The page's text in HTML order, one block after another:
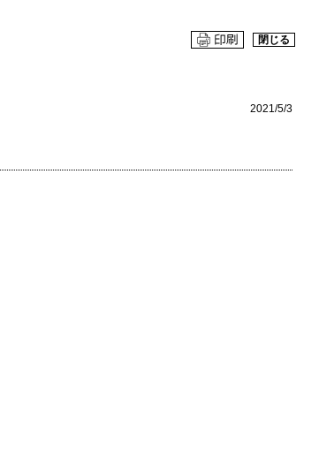
閉じる
2021/5/3